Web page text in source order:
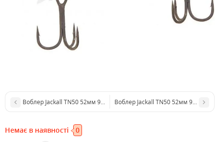
Воблер Jackall TN50 52мм 9г Dragon Fruit Mat Tiger
Воблер Jackall TN50 52мм 9г
Немає в наявності 0